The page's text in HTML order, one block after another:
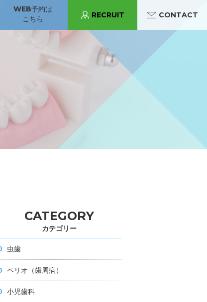
WEB予約は
こちら
RECRUIT CONTACT
守口市駅診療所
CATEGORY
カテゴリー
虫歯
ペリオ（歯周病）
小児歯科